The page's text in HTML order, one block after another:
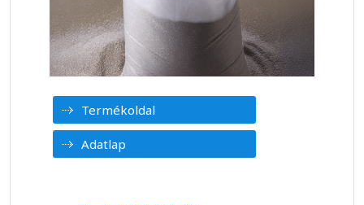
Termékoldal
Adatlap